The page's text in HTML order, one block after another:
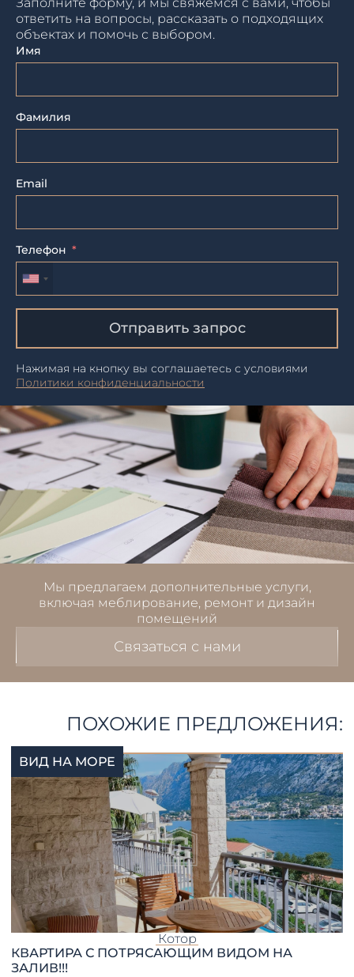
ответить на вопросы, рассказать о подходящих
объектах и помочь с выбором.
Имя
Фамилия
Email
Телефон
Отправить запрос
Нажимая на кнопку вы соглашаетесь с условиями
Политики конфиденциальности
Мы предлагаем дополнительные услуги,
включая меблирование, ремонт и дизайн
помещений
Связаться с нами
ПОХОЖИЕ ПРЕДЛОЖЕНИЯ:
ВИД НА МОРЕ
Котор
КВАРТИРА С ПОТРЯСАЮЩИМ ВИДОМ НА
ЗАЛИВ!!!